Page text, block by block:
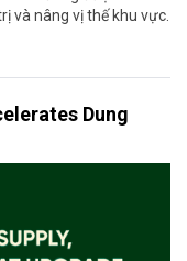
và nâng vị thế khu vực.
Dung